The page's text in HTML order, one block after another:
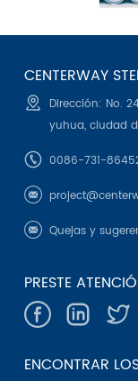
CENTERWAY
Dirección: No.
yuhua, ciudad
0086-731-
Quejas y
PRESTE
ENCONTRAR